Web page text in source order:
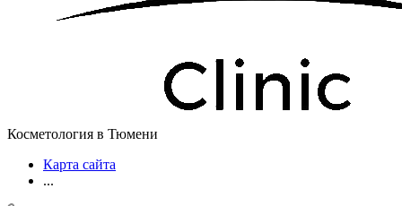
Косметология в Тюмени
Карта сайта
...